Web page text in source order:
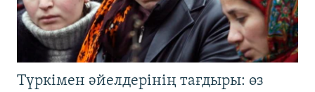
Түркімен әйелдерінің тағдыры: өз